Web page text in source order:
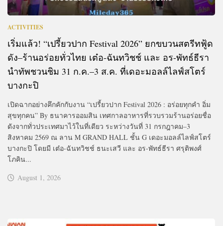
ACTIVITIES
เริ่มแล้ว! “เปรี้ยวปาก Festival 2026” ยกขบวนสตรีทฟู้ด
ดัง–ร้านอร่อยทั่วไทย เต๋อ-ฉันทวิชช์ และ อร-พัทธ์ธีรา
นำทัพชวนชิม 31 ก.ค.–3 ส.ค. ที่เดอะมอลล์ไลฟ์สโตร์
บางกะปิ
เปิดฉากอย่างคึกคักกับงาน “เปรี้ยวปาก Festival 2026 : อร่อยทุกคำ อิ่ม
สุขทุกคน” By ธนาคารออมสิน เทศกาลอาหารที่รวบรวมร้านอร่อยชื่อ
ดังจากทั่วประเทศมาไว้ในที่เดียว ระหว่างวันที่ 31 กรกฎาคม–3
สิงหาคม 2569 ณ ลาน M GRAND HALL ชั้น G เดอะมอลล์ไลฟ์สโตร์
บางกะปิ โดยมี เต๋อ-ฉันทวิชช์ ธนะเสวี และ อร-พัทธ์ธีรา ศรุติพงศ์
โภคิน...
August 1, 2026